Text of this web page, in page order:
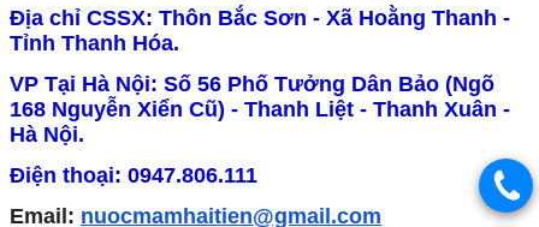
Địa chỉ CSSX: Thôn Bắc Sơn - Xã Hoằng Thanh -
Tỉnh Thanh Hóa.
VP Tại Hà Nội: Số 56 Phố Tưởng Dân Bảo (Ngõ
168 Nguyễn Xiển Cũ) - Thanh Liệt - Thanh Xuân -
Hà Nội.
Điện thoại: 0947.806.111
Email: nuocmamhaitien@gmail.com